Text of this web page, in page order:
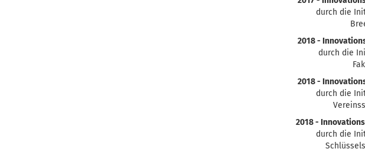
durch die
2018 -
durch die
2018 -
durch die
2018 -
durch die